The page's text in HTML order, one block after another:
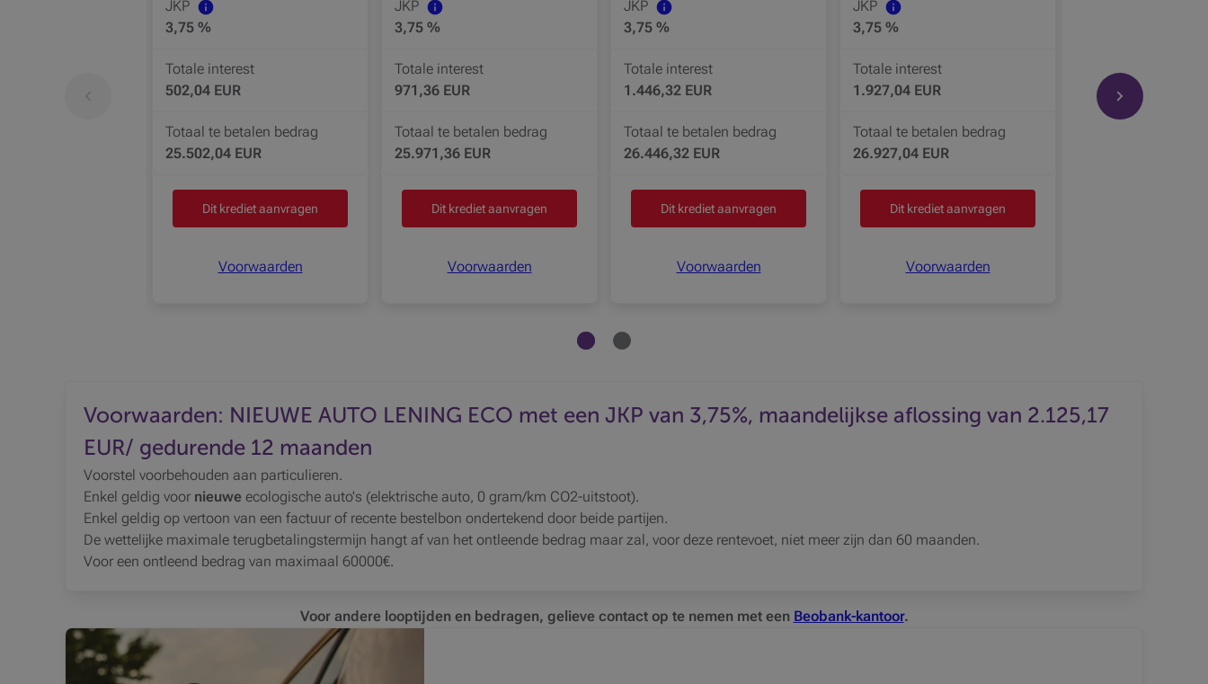
Productcarrousel Het element weergeven 1
Productcarrousel Het element weergeven 2
JKP
3,75 %
Totale interest
502,04 EUR
Totaal te betalen bedrag
25.502,04 EUR
Dit krediet aanvragen
Voorwaarden
JKP
3,75 %
Totale interest
971,36 EUR
Totaal te betalen bedrag
25.971,36 EUR
Dit krediet aanvragen
Voorwaarden
JKP
3,75 %
Totale interest
1.446,32 EUR
Totaal te betalen bedrag
26.446,32 EUR
Dit krediet aanvragen
Voorwaarden
JKP
3,75 %
Totale interest
1.927,04 EUR
Totaal te betalen bedrag
26.927,04 EUR
Dit krediet aanvragen
Voorwaarden
Voorwaarden: NIEUWE AUTO LENING ECO met een JKP van 3,75%, maandelijkse aflossing van 2.125,17
EUR/ gedurende 12 maanden
Voorstel voorbehouden aan particulieren.
Enkel geldig voor nieuwe ecologische auto's (elektrische auto, 0 gram/km CO2-uitstoot).
Enkel geldig op vertoon van een factuur of recente bestelbon ondertekend door beide partijen.
De wettelijke maximale terugbetalingstermijn hangt af van het ontleende bedrag maar zal, voor deze rentevoet, niet meer zijn dan 60 maanden.
Voor een ontleend bedrag van maximaal 60000€.
Voor andere looptijden en bedragen, gelieve contact op te nemen met een Beobank-kantoor.